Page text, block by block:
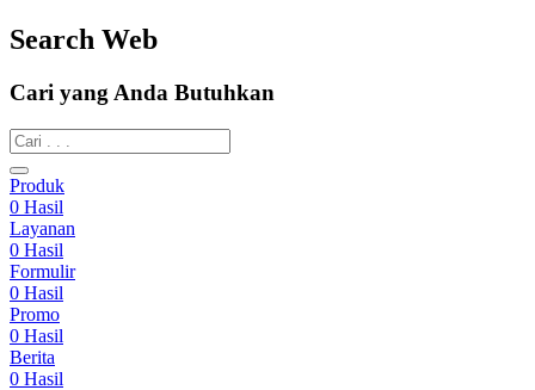
Search Web
Cari yang Anda Butuhkan
Produk
0 Hasil
Layanan
0 Hasil
Formulir
0 Hasil
Promo
0 Hasil
Berita
0 Hasil